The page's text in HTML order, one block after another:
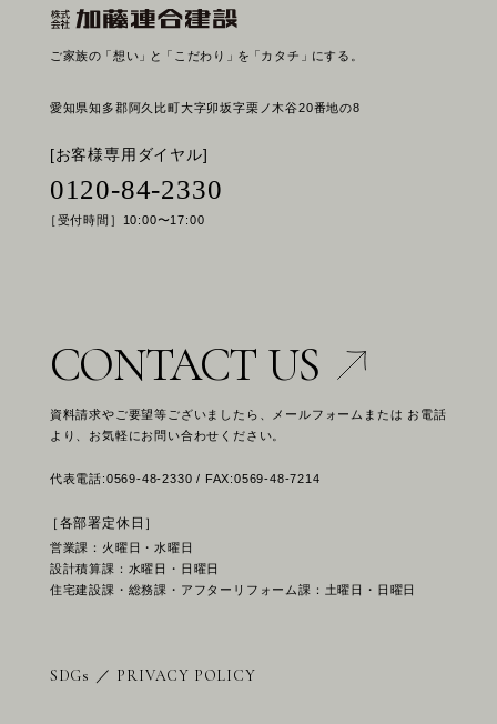
ご家族の「想い」と 「こだわり」を「カタチ」にする。
愛知県知多郡阿久比町大字卯坂字栗ノ木谷20番地の8
[お客様専用ダイヤル]
0120-84-2330
［受付時間］10:00〜17:00
CONTACT US
資料請求やご要望等ございましたら、メールフォームまたは お電話
より、お気軽にお問い合わせください。
代表電話:0569-48-2330 / FAX:0569-48-7214
［各部署定休日］
営業課：火曜日・水曜日
設計積算課：水曜日・日曜日
住宅建設課・総務課・アフターリフォーム課：土曜日・日曜日
SDGs ／ PRIVACY POLICY